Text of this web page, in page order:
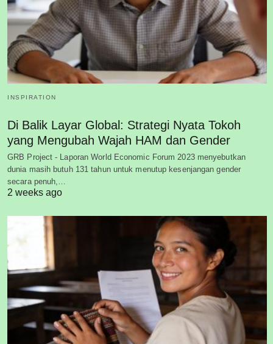
INSPIRATION
Di Balik Layar Global: Strategi Nyata Tokoh
yang Mengubah Wajah HAM dan Gender
GRB Project - Laporan World Economic Forum 2023 menyebutkan
dunia masih butuh 131 tahun untuk menutup kesenjangan gender
secara penuh,…
2 weeks ago